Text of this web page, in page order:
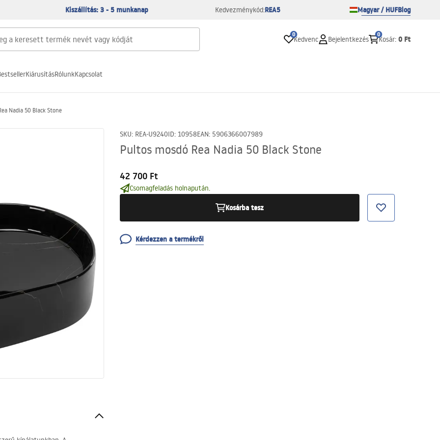
Kiszállítás: 3 - 5 munkanap Kedvezménykód:REA5 Magyar / HUFBlog
0
Kedvenc Bejelentkezés
0
Kosár: 0 Ft
KiárusításRólunkKapcsolat
Nadia 50 Black Stone
SKU: REA-U9240ID: 10958EAN: 5906366007989
Pultos mosdó Rea Nadia 50 Black Stone
42 700 Ft
Csomagfeladás holnapután.
Kosárba tesz
Kérdezzen a termékről